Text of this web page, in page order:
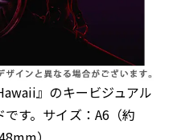
』のキービジュアル
す。サイズ：A6（約